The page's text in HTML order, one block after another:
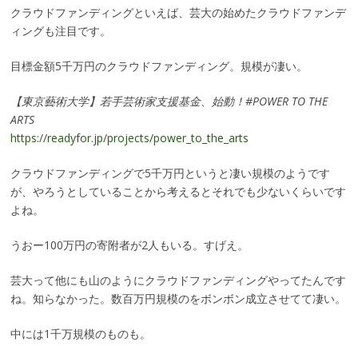
クラウドファンディングといえば、芸大の始めたクラウドファンデ
ィングも注目です。
目標金額5千万円のクラウドファンディング。規模が凄い。
【東京藝術大学】若手芸術家支援基金、始動！#POWER TO THE
ARTS
https://readyfor.jp/projects/power_to_the_arts
クラウドファンディングで5千万円というと凄い規模のようです
が、やろうとしていることから考えるとそれでも少ないくらいです
よね。
うおー100万円の寄附者が2人もいる。すげえ。
芸大って他にも山のようにクラウドファンディングやってたんです
ね。知らなかった。数百万円規模のをボンボン成立させてて凄い。
中には1千万規模のものも。